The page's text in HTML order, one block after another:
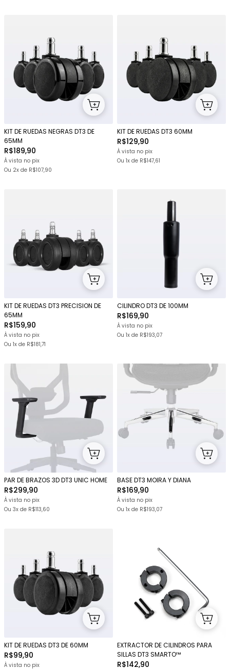
KIT DE RUEDAS NEGRAS DT3 DE
65MM
R$189,90
À vista no pix
Ou 2x de R$107,90
KIT DE RUEDAS DT3 60MM
R$129,90
À vista no pix
Ou 1x de R$147,61
KIT DE RUEDAS DT3 PRECISION DE
65MM
R$159,90
À vista no pix
Ou 1x de R$181,71
CILINDRO DT3 DE 100MM
R$169,90
À vista no pix
Ou 1x de R$193,07
PAR DE BRAZOS 3D DT3 UNIC HOME
R$299,90
À vista no pix
Ou 3x de R$113,60
BASE DT3 MOIRA Y DIANA
R$169,90
À vista no pix
Ou 1x de R$193,07
KIT DE RUEDAS DT3 DE 60MM
R$99,90
À vista no pix
EXTRACTOR DE CILINDROS PARA
SILLAS DT3 SMARTO™
R$142,90